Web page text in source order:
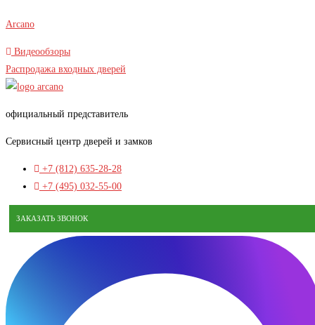
Перейти
содержимому
Arcano
Видеообзоры
Распродажа входных дверей
официальный представитель
Сервисный центр дверей и замков
+7 (812) 635-28-28
+7 (495) 032-55-00
ЗАКАЗАТЬ ЗВОНОК